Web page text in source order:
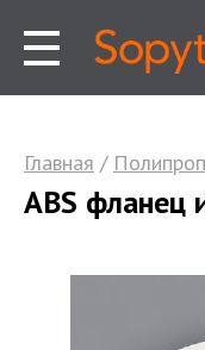
Главная /
ABS фланец